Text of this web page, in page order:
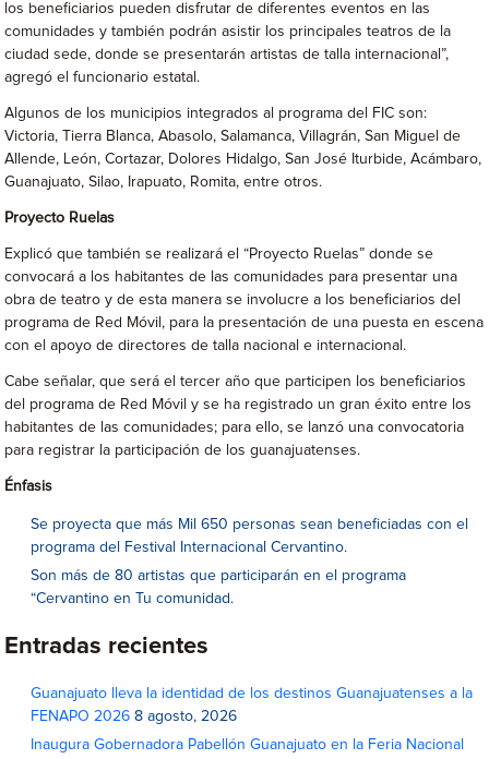
los beneficiarios pueden disfrutar de diferentes eventos en las
comunidades y también podrán asistir los principales teatros de la
ciudad sede, donde se presentarán artistas de talla internacional”,
agregó el funcionario estatal.
Algunos de los municipios integrados al programa del FIC son:
Victoria, Tierra Blanca, Abasolo, Salamanca, Villagrán, San Miguel de
Allende, León, Cortazar, Dolores Hidalgo, San José Iturbide, Acámbaro,
Guanajuato, Silao, Irapuato, Romita, entre otros.
Proyecto Ruelas
Explicó que también se realizará el “Proyecto Ruelas” donde se
convocará a los habitantes de las comunidades para presentar una
obra de teatro y de esta manera se involucre a los beneficiarios del
programa de Red Móvil, para la presentación de una puesta en escena
con el apoyo de directores de talla nacional e internacional.
Cabe señalar, que será el tercer año que participen los beneficiarios
del programa de Red Móvil y se ha registrado un gran éxito entre los
habitantes de las comunidades; para ello, se lanzó una convocatoria
para registrar la participación de los guanajuatenses.
Énfasis
Se proyecta que más Mil 650 personas sean beneficiadas con el
programa del Festival Internacional Cervantino.
Son más de 80 artistas que participarán en el programa
“Cervantino en Tu comunidad.
Entradas recientes
Guanajuato lleva la identidad de los destinos Guanajuatenses a la
FENAPO 2026 8 agosto, 2026
Inaugura Gobernadora Pabellón Guanajuato en la Feria Nacional